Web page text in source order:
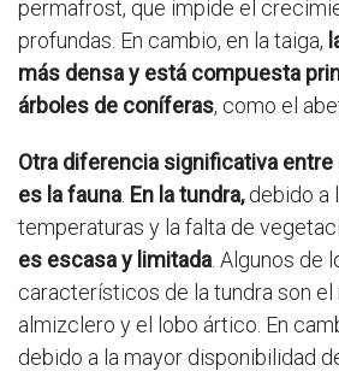
permafrost, que impide el
profundas. En cambio, en la taiga,
más densa y está compuesta
árboles de coníferas, como el
Otra diferencia significativa
es la fauna En la tundra,debido a
temperaturas y la falta de
es escasa y limitada . Algunos de
característicos de la tundra son el
almizclero y el lobo ártico. En
debido a la mayor disponibilidad